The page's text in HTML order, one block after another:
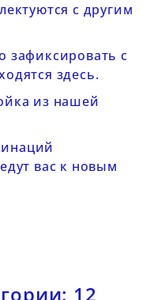
с другим
зафиксировать с
здесь.
из нашей
вас к новым
12